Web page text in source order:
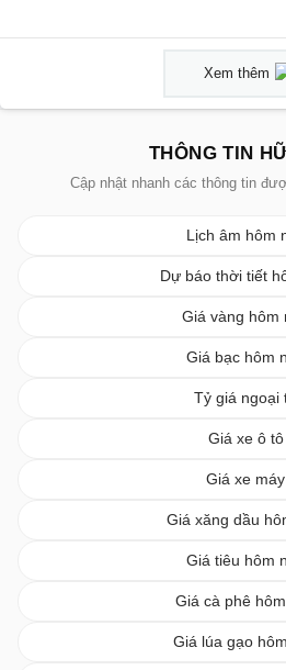
Xem thêm
THÔNG TIN
Cập nhật nhanh các thông tin
Lịch âm hôm
Dự báo thời tiết
Giá vàng hôm
Giá bạc hôm
Tỷ giá ngoại
Giá xe ô tô
Giá xe máy
Giá xăng dầu
Giá tiêu hôm
Giá cà phê
Giá lúa gạo